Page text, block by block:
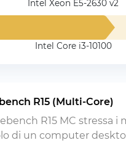
Intel Xeon E5-2630 v2
Intel Core i3-10100
R15 (Multi-Core)
R15 MC stressa i
di un computer